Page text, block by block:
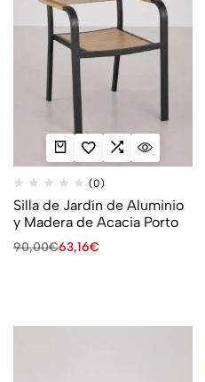
(0)
Silla de Jardín de Aluminio
y Madera de Acacia Porto
90,00€63,16€